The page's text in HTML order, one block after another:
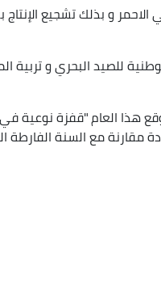
و بذلك تشجيع الإنتاج
للصيد البحري و تربية
هذا العام "قفزة نوعية في
طن, أي حوالي 40 بالمائة من الزيادة مقارنة مع